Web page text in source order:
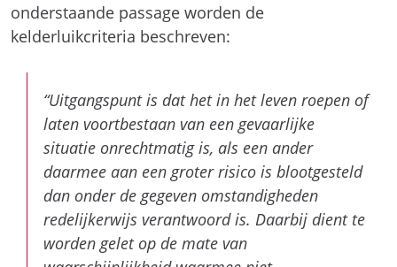
onderstaande passage worden de
kelderluikcriteria beschreven:
“Uitgangspunt is dat het in het leven roepen of
laten voortbestaan van een gevaarlijke
situatie onrechtmatig is, als een ander
daarmee aan een groter risico is blootgesteld
dan onder de gegeven omstandigheden
redelijkerwijs verantwoord is. Daarbij dient te
worden gelet op de mate van